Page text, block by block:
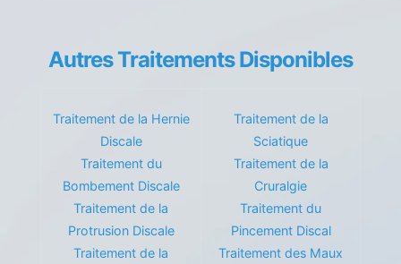
Autres Traitements Disponibles
Traitement de la Hernie
Discale
Traitement du
Bombement Discale
Traitement de la
Protrusion Discale
Traitement de la
Traitement de la
Sciatique
Traitement de la
Cruralgie
Traitement du
Pincement Discal
Traitement des Maux